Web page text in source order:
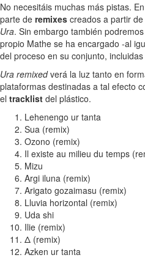
No necesitáis muchas más pistas.
parte de remixes creados a partir
Ura. Sin embargo también
propio Mathe se ha encargado -al
del proceso en su conjunto,
Ura remixedverá la luz tanto en
plataformas destinadas a tal efecto
el tracklist del plástico.
Lehenengo ur tanta
Sua (remix)
Ozono (remix)
Il existe au milieu du temps
Mizu
Argi iluna (remix)
Arigato gozaimasu (remix)
Lluvia horizontal (remix)
Uda shi
Ilie (remix)
Δ (remix)
Azken ur tanta